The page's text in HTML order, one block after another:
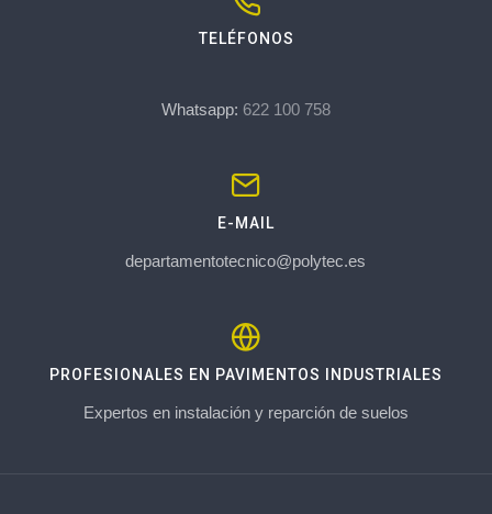
TELÉFONOS
Whatsapp: 622 100 758
E-MAIL
departamentotecnico@polytec.es
PROFESIONALES EN PAVIMENTOS INDUSTRIALES
Expertos en instalación y reparción de suelos